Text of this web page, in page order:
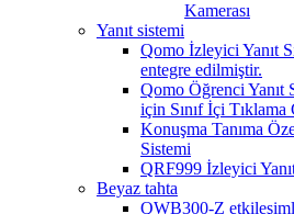
Kamerası
Yanıt sistemi
Qomo İzleyici Yanıt
entegre edilmiştir.
Qomo Öğrenci Yanıt
için Sınıf İçi Tıklama
Konuşma Tanıma
Sistemi
QRF999 İzleyici
Beyaz tahta
QWB300-Z